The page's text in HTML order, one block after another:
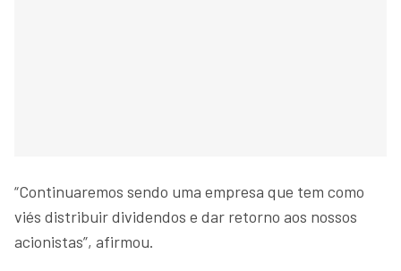
“Continuaremos sendo uma empresa que tem como
viés distribuir dividendos e dar retorno aos nossos
acionistas”, afirmou.